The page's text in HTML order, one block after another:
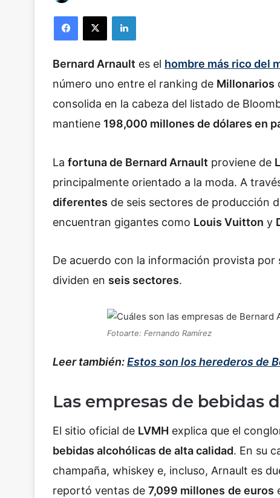
Bernard Arnault es el hombre más rico del
número uno entre el ranking de Millonarios
consolida en la cabeza del listado de
mantiene 198,000 millones de dólares en
La fortuna de Bernard Arnault proviene de
principalmente orientado a la moda. A
diferentes de seis sectores de producción
encuentran gigantes como Louis Vuitton y
De acuerdo con la información provista por
dividen en seis sectores.
Fotoarte: Fernando Ramírez
Leer también:Estos son los herederos de
Las empresas de bebidas
El sitio oficial de LVMH explica que el
bebidas alcohólicas de alta calidad. En su
champaña, whiskey e, incluso, Arnault es
reportó ventas de 7,099 millones de euros